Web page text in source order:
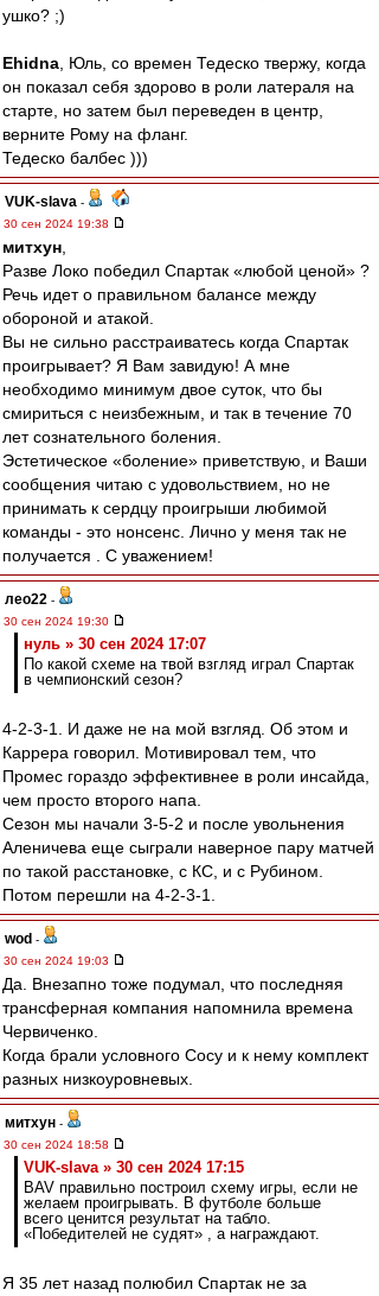
ушко? ;)
Ehidna , Юль, со времен Тедеско твержу, когда
он показал себя здорово в роли латераля на
старте, но затем был переведен в центр,
верните Рому на фланг.
Тедеско балбес )))
VUK-slava -
30 сен 2024 19:38
митхун
Разве Локо победил Спартак «любой ценой» ?
Речь идет о правильном балансе между
обороной и атакой.
Вы не сильно расстраиватесь когда Спартак
проигрывает? Я Вам завидую! А мне
необходимо минимум двое суток, что бы
смириться с неизбежным, и так в течение 70
лет сознательного боления.
Эстетическое «боление» приветствую, и Ваши
сообщения читаю с удовольствием, но не
принимать к сердцу проигрыши любимой
команды - это нонсенс. Лично у меня так не
получается . С уважением!
лео22 -
30 сен 2024 19:30
нуль » 30 сен 2024 17:07
По какой схеме на твой взгляд играл Спартак
в чемпионский сезон?
4-2-3-1. И даже не на мой взгляд. Об этом и
Каррера говорил. Мотивировал тем, что
Промес гораздо эффективнее в роли инсайда,
чем просто второго напа.
Сезон мы начали 3-5-2 и после увольнения
Аленичева еще сыграли наверное пару матчей
по такой расстановке, с КС, и с Рубином.
Потом перешли на 4-2-3-1.
wod -
30 сен 2024 19:03
Да. Внезапно тоже подумал, что последняя
трансферная компания напомнила времена
Червиченко.
Когда брали условного Сосу и к нему комплект
разных низкоуровневых.
митхун -
30 сен 2024 18:58
VUK-slava » 30 сен 2024 17:15
BAV правильно построил схему игры, если не
желаем проигрывать. В футболе больше
всего ценится результат на табло.
«Победителей не судят» , а награждают.
Я 35 лет назад полюбил Спартак не за